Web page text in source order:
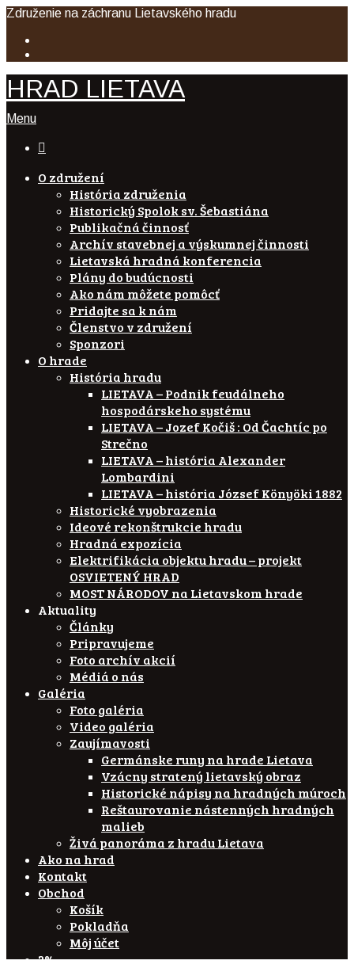
Združenie na záchranu Lietavského hradu
HRAD LIETAVA
Menu

O združení
História združenia
Historický Spolok sv. Šebastiána
Publikačná činnosť
Archív stavebnej a výskumnej činnosti
Lietavská hradná konferencia
Plány do budúcnosti
Ako nám môžete pomôcť
Pridajte sa k nám
Členstvo v združení
Sponzori
O hrade
História hradu
LIETAVA – Podnik feudálneho
hospodárskeho systému
LIETAVA – Jozef Kočiš : Od Čachtíc po
Strečno
LIETAVA – história Alexander
Lombardini
LIETAVA – história József Könyöki 1882
Historické vyobrazenia
Ideové rekonštrukcie hradu
Hradná expozícia
Elektrifikácia objektu hradu – projekt
OSVIETENÝ HRAD
MOST NÁRODOV na Lietavskom hrade
Aktuality
Články
Pripravujeme
Foto archív akcií
Médiá o nás
Galéria
Foto galéria
Video galéria
Zaujímavosti
Germánske runy na hrade Lietava
Vzácny stratený lietavský obraz
Historické nápisy na hradných múroch
Reštaurovanie nástenných hradných
malieb
Živá panoráma z hradu Lietava
Ako na hrad
Kontakt
Obchod
Košík
Pokladňa
Môj účet
2%